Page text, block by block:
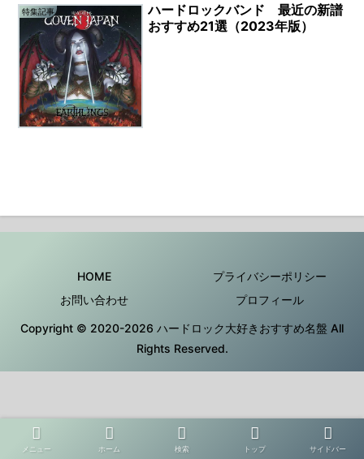
特集記事
ハードロックバンド 最近の新譜
おすすめ21選（2023年版）
HOME
プライバシーポリシー
お問い合わせ
プロフィール
Copyright © 2020-2026 ハードロック大好きおすすめ名盤 All
Rights Reserved.
メニュー ホーム 検索 トップ サイドバー